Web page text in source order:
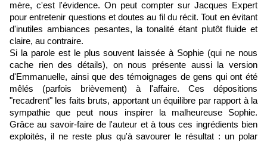
mère, c'est l'évidence. On peut compter sur Jacques Expert
pour entretenir questions et doutes au fil du récit. Tout en évitant
d'inutiles ambiances pesantes, la tonalité étant plutôt fluide et
claire, au contraire.
Si la parole est le plus souvent laissée à Sophie (qui ne nous
cache rien des détails), on nous présente aussi la version
d'Emmanuelle, ainsi que des témoignages de gens qui ont été
mêlés (parfois brièvement) à l'affaire. Ces dépositions
"recadrent" les faits bruts, apportant un équilibre par rapport à la
sympathie que peut nous inspirer la malheureuse Sophie.
Grâce au savoir-faire de l'auteur et à tous ces ingrédients bien
exploités, il ne reste plus qu'à savourer le résultat : un polar